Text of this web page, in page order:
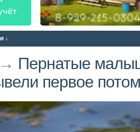
↓
→ Пернатые
первое